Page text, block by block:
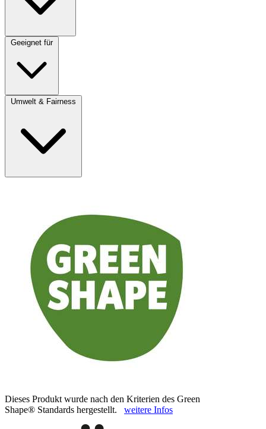
Geeignet für
Umwelt & Fairness
Dieses Produkt wurde nach den Kriterien des Green
Shape® Standards hergestellt. weitere Infos